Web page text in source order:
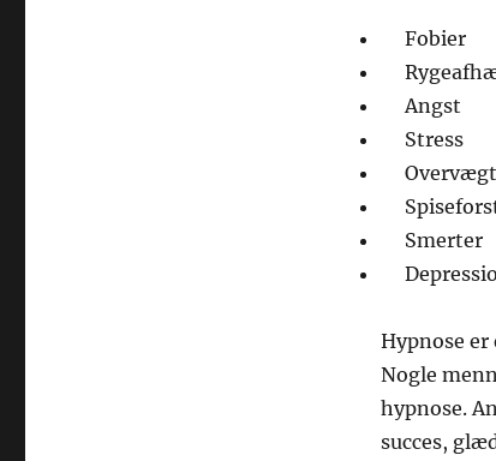
Fobier
Angst
Stress
Overvægt
Smerter
Hypnose
Nogle
hypnose.
succes,